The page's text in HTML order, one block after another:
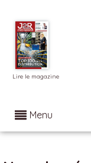
Lire le magazine
Menu